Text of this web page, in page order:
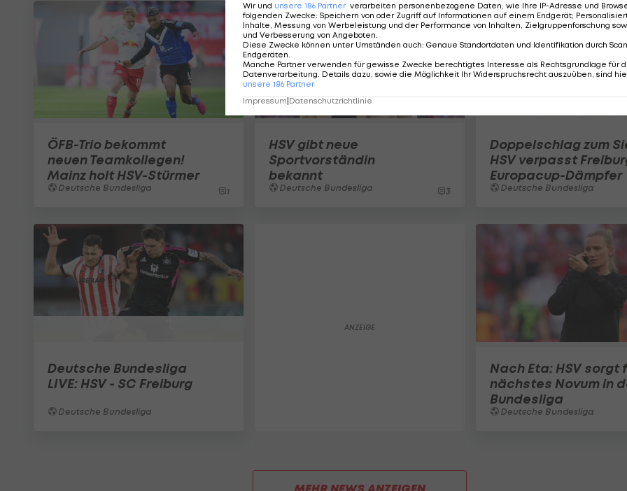
ÖFB-Trio bekommt
neuen Teamkollegen!
Mainz holt HSV-Stürmer
Deutsche Bundesliga 1
HSV gibt neue
Sportvorständin
bekannt
Deutsche Bundesliga 3
Doppelschlag zum
HSV verpasst
Europacup-Dämpfer
Deutsche Bundesliga
Deutsche Bundesliga
LIVE: HSV - SC Freiburg
Deutsche Bundesliga
Nach Eta: HSV sorgt
nächstes Novum in
Bundesliga
Deutsche Bundesliga
Wir und unsere 186 Partner verarbeiten personenbezogene Daten, wie Ihre IP-Adresse und
folgenden Zwecke: Speichern von oder Zugriff auf Informationen auf einem Endgerät;
Inhalte, Messung von Werbeleistung und der Performance von Inhalten, Zielgruppenforschung
und Verbesserung von Angeboten.
Diese Zwecke können unter Umständen auch: Genaue Standortdaten und Identifikation durch
Endgeräten.
Manche Partner verwenden für gewisse Zwecke berechtigtes Interesse als Rechtsgrundlage für
Datenverarbeitung. Details dazu, sowie die Möglichkeit Ihr Widerspruchsrecht auszuüben, sind
unsere 186 Partner
Impressum Datenschutzrichtlinie